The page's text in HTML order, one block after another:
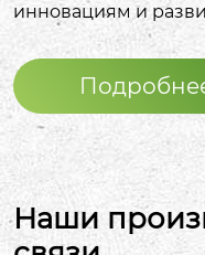
инновациям и
Наши